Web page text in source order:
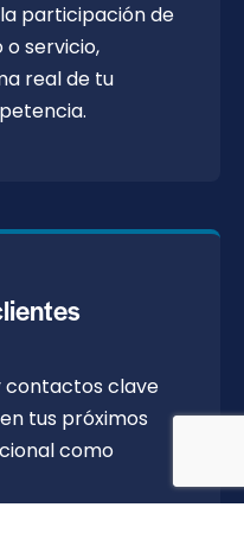
participación de
servicio,
real de tu
contactos clave
tus próximos
como